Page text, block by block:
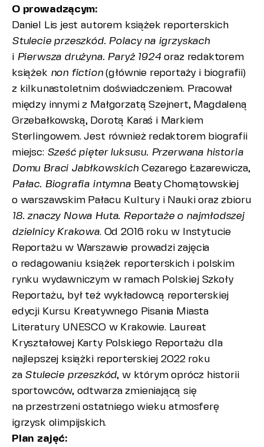
O prowadzącym:
Daniel Lis jest autorem książek reporterskich
Stulecie przeszkód. Polacy na igrzyskach
i Pierwsza drużyna. Paryż 1924 oraz redaktorem
książek non fiction(głównie reportaży i biografii)
z kilkunastoletnim doświadczeniem. Pracował
między innymi z Małgorzatą Szejnert, Magdaleną
Grzebałkowską, Dorotą Karaś i Markiem
Sterlingowem. Jest również redaktorem biografii
miejsc: Sześć pięter luksusu. Przerwana historia
Domu Braci JabłkowskichCezarego Łazarewicza,
Pałac. Biografia intymnaBeaty Chomątowskiej
o warszawskim Pałacu Kultury i Nauki oraz zbioru
18. znaczy Nowa Huta. Reportaże o najmłodszej
dzielnicy Krakowa. Od 2016 roku w Instytucie
Reportażu w Warszawie prowadzi zajęcia
o redagowaniu książek reporterskich i polskim
rynku wydawniczym w ramach Polskiej Szkoły
Reportażu, był też wykładowcą reporterskiej
edycji Kursu Kreatywnego Pisania Miasta
Literatury UNESCO w Krakowie. Laureat
Kryształowej Karty Polskiego Reportażu dla
najlepszej książki reporterskiej 2022 roku
za Stulecie przeszkód, w którym oprócz historii
sportowców, odtwarza zmieniającą się
na przestrzeni ostatniego wieku atmosferę
igrzysk olimpijskich.
Plan zajęć: